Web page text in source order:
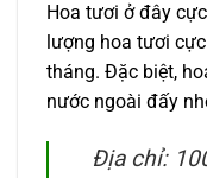
Hoa tươi ở đây
lượng hoa tươi
tháng. Đặc biệt,
nước ngoài đấy
Địa chỉ: